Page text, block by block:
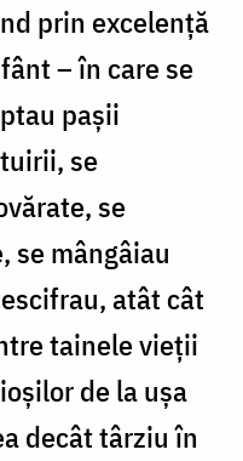
prin excelenţă
– în care se
paşii
se
se
se mângâiau
atât cât
tainele vieţii
de la uşa
decât târziu în